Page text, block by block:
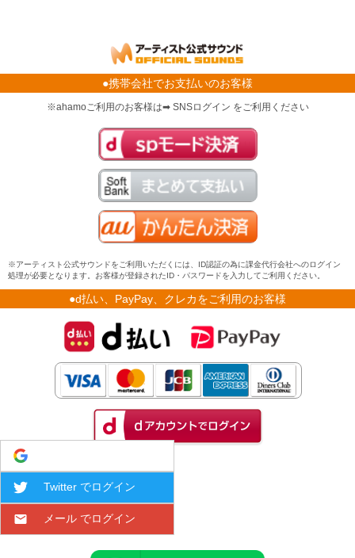
●携帯会社でお支払いのお客様
※ahamoご利用のお客様は➡ SNSログイン をご利用ください
※アーティスト公式サウンドをご利用いただくには、ID認証の為に課金代行会社へのログイン
処理が必要となります。お客様が登録されたID・パスワードを入力してご利用ください。
●d払い、PayPay、クレカをご利用のお客様
Twitter でログイン
メール でログイン